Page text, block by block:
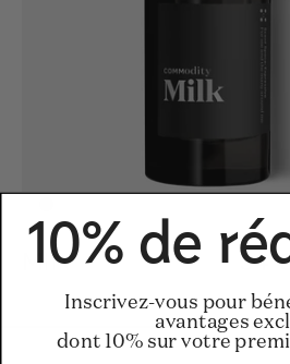
Milk 34
10% de
Inscrivez-vous pour
avantages
dont 10% sur votre